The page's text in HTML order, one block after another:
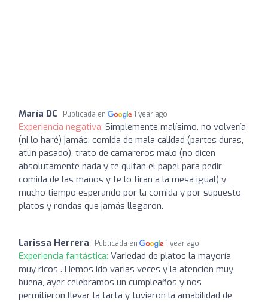
María DC Publicada en 1 year ago
Experiencia negativa: Simplemente malísimo, no volvería
(ni lo haré) jamás: comida de mala calidad (partes duras,
atún pasado), trato de camareros malo (no dicen
absolutamente nada y te quitan el papel para pedir
comida de las manos y te lo tiran a la mesa igual) y
mucho tiempo esperando por la comida y por supuesto
platos y rondas que jamás llegaron.
Larissa Herrera Publicada en 1 year ago
Experiencia fantástica: Variedad de platos la mayoría
muy ricos . Hemos ido varias veces y la atención muy
buena, ayer celebramos un cumpleaños y nos
permitieron llevar la tarta y tuvieron la amabilidad de